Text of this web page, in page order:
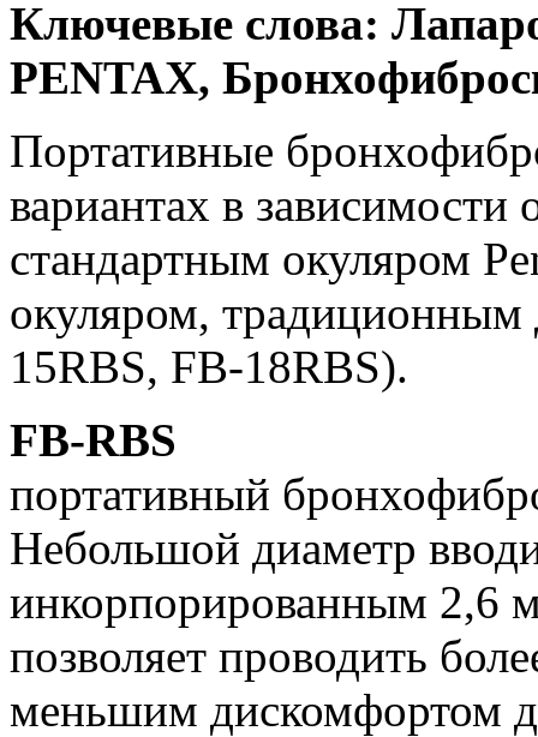
Ключевые слова:
PENTAX,
Портативные
вариантах в зависимости
стандартным окуляром
окуляром, традиционным
15RBS, FB-18RBS).
FB-RBS
портативный
Небольшой диаметр
инкорпорированным 2,6
позволяет проводить
меньшим дискомфортом